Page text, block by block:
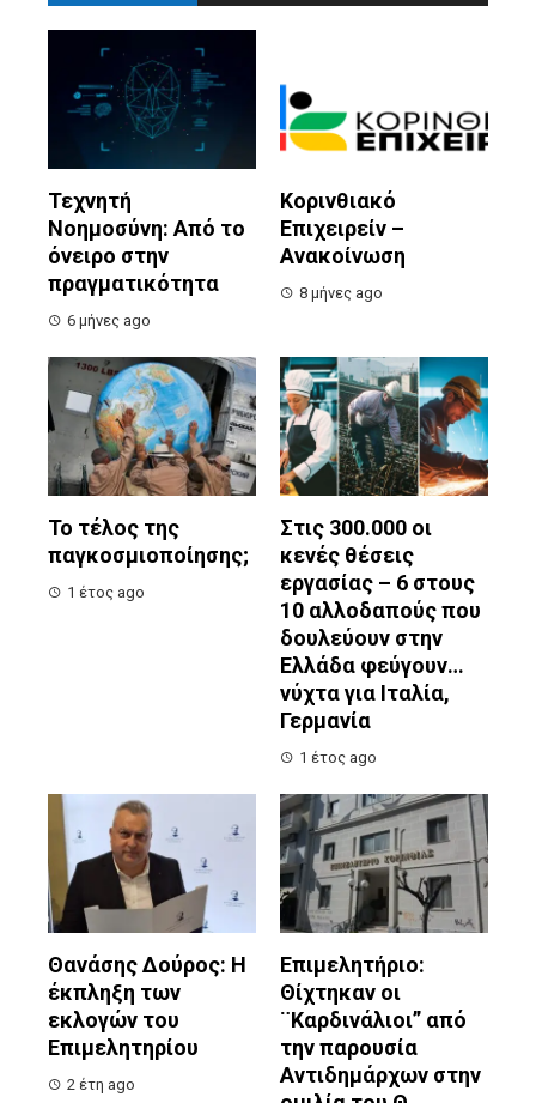
Τεχνητή
Νοημοσύνη: Από το
όνειρο στην
πραγματικότητα
6 μήνες ago
Κορινθιακό
Επιχειρείν –
Ανακοίνωση
8 μήνες ago
Το τέλος της
παγκοσμιοποίησης;
1 έτος ago
Στις 300.000 οι
κενές θέσεις
εργασίας – 6 στους
10 αλλοδαπούς που
δουλεύουν στην
Ελλάδα φεύγουν…
νύχτα για Ιταλία,
Γερμανία
1 έτος ago
Θανάσης Δούρος: Η
έκπληξη των
εκλογών του
Επιμελητηρίου
2 έτη ago
Επιμελητήριο:
Θίχτηκαν οι
¨Καρδινάλιοι” από
την παρουσία
Αντιδημάρχων στην